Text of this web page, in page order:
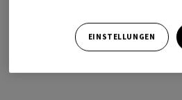
EINSTELLUNGEN